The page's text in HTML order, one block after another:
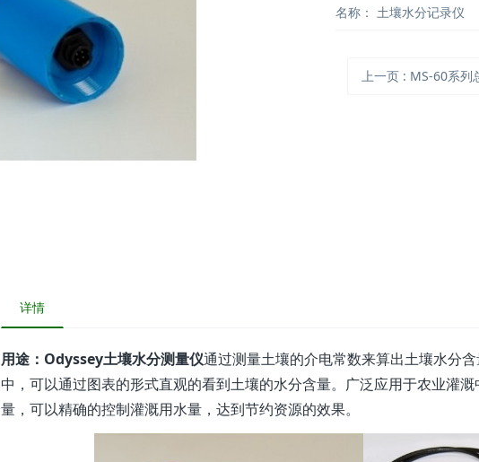
名称： 土壤水分记录仪
上一页 : MS-60系列总
详情
用途：Odyssey土壤水分测量仪通过测量土壤的介电常数来算出土壤水分
中，可以通过图表的形式直观的看到土壤的水分含量。广泛应用于农业灌
量，可以精确的控制灌溉用水量，达到节约资源的效果。